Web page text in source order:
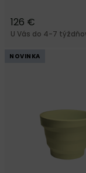
126 €
U Vás do 4-7
NOVINKA